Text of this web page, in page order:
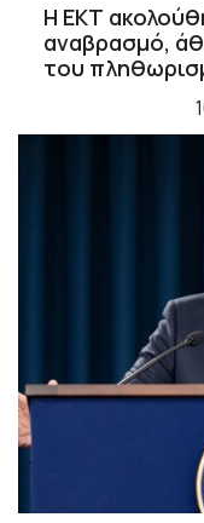
Η ΕΚΤ
αναβρασμό,
του